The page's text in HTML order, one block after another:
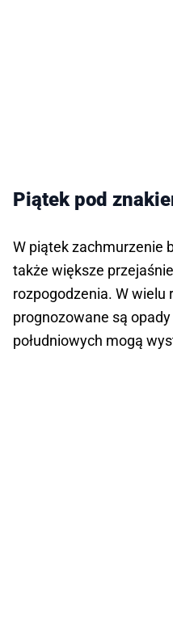
Piątek pod
W piątek zachmurzenie
także większe
rozpogodzenia. W wielu
prognozowane są
południowych mogą